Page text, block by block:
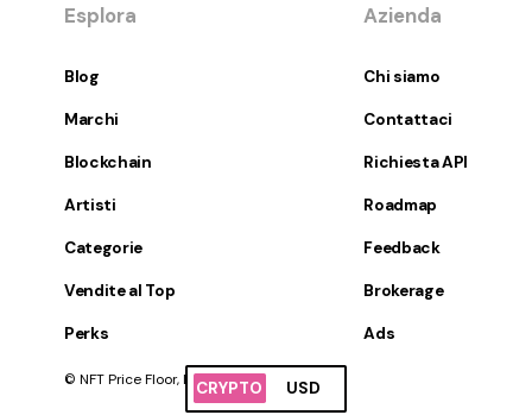
CRYPTO USD
Esplora
Blog
Marchi
Blockchain
Artisti
Categorie
Vendite al Top
Perks
Azienda
Chi siamo
Contattaci
Richiesta API
Roadmap
Feedback
Brokerage
Ads
© NFT Price Floor, Inc. Tutti i diritti riservati.